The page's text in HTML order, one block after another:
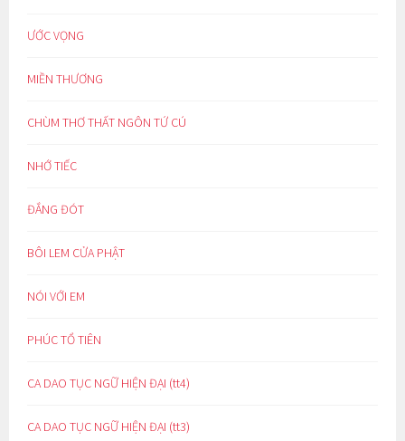
ƯỚC VỌNG
MIỀN THƯƠNG
CHÙM THƠ THẤT NGÔN TỨ CÚ
NHỚ TIẾC
ĐẮNG ĐÓT
BÔI LEM CỬA PHẬT
NÓI VỚI EM
PHÚC TỔ TIÊN
CA DAO TỤC NGỮ HIỆN ĐẠI (tt4)
CA DAO TỤC NGỮ HIỆN ĐẠI (tt3)